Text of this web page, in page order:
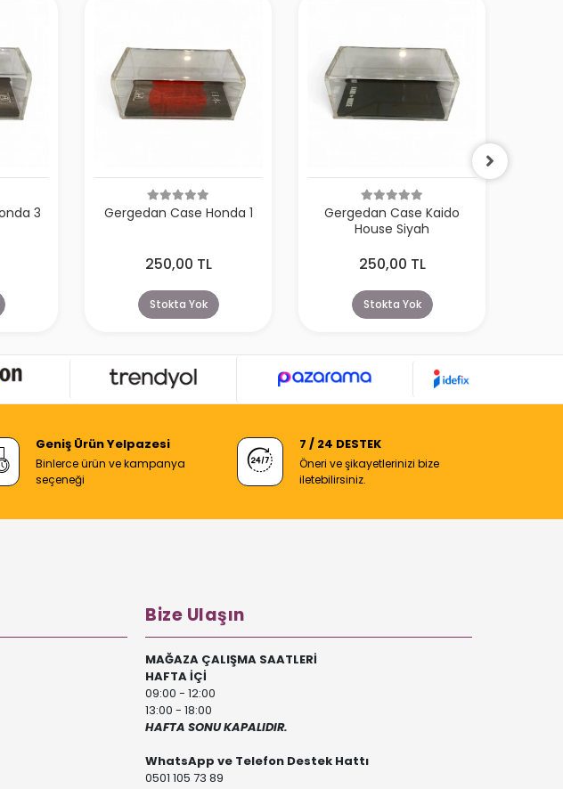
3 Gergedan Case Honda 1
250,00 TL
Stokta Yok
Gergedan Case Kaido
House Siyah
250,00 TL
Stokta Yok
Geniş Ürün Yelpazesi
Binlerce ürün ve kampanya
seçeneği
7 / 24 DESTEK
Öneri ve şikayetlerinizi bize
iletebilirsiniz.
Bize Ulaşın
MAĞAZA ÇALIŞMA SAATLERİ
HAFTA İÇİ
09:00 - 12:00
13:00 - 18:00
HAFTA SONU KAPALIDIR.
WhatsApp ve Telefon Destek Hattı
0501 105 73 89